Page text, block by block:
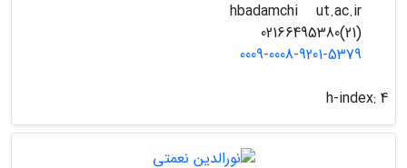
ut.ac.ir
(21)02166495380
0009-0008-9201-5379
h-index: 4